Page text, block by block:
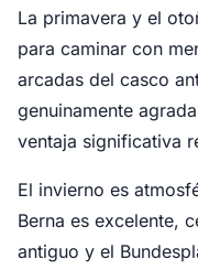
La primavera y el
para caminar con
arcadas del casco
genuinamente
ventaja significativa
El invierno es
Berna es excelente,
antiguo y el